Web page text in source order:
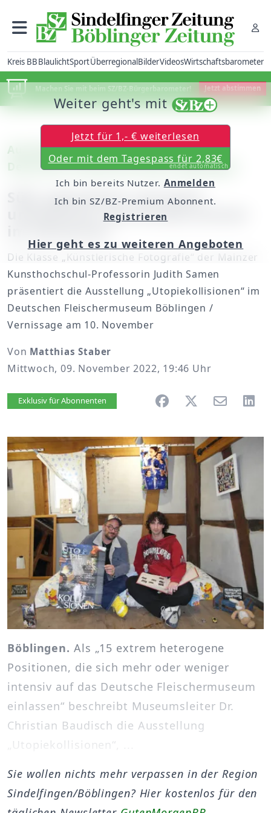
Kreis BBBlaulichtSportÜberregionalBilderVideosWirtschaftsbarometer
Machen Sie mit beim SZ/BZ-Bürgerbarometer! Jetzt abstimmen
Ausstellung „Utopiekollisionen“ im
Deutschen Fleischermuseum Böblingen
Süß, gemütlich und doch
unheimlich: das Kinderzimmer
Die Klasse „Künstlerische Fotografie“ der Mainzer
Kunsthochschul-Professorin Judith Samen
präsentiert die Ausstellung „Utopiekollisionen“ im
Deutschen Fleischermuseum Böblingen /
Vernissage am 10. November
Von Matthias Staber
Mittwoch, 09. November 2022, 19:46 Uhr
Artikel vorlesen
Exklusiv für Abonnenten
Böblingen. Als „15 extrem heterogene
Positionen, die sich mehr oder weniger
intensiv auf das Deutsche Fleischermuseum
einlassen“ beschreibt Museumsleiter Dr.
Christian Baudisch die Ausstellung
„Utopiekollisionen“, ...
Weiter geht's mit
Jetzt für 1,- € weiterlesen
Oder mit dem Tagespass für 2,83€
endet automatisch
Ich bin bereits Nutzer. Anmelden
Ich bin SZ/BZ-Premium Abonnent.
Registrieren
Hier geht es zu weiteren Angeboten
Sie wollen nichts mehr verpassen in der Region
Sindelfingen/Böblingen? Hier kostenlos für den